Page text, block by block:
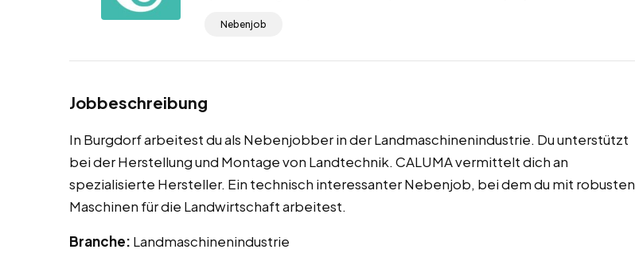
Nebenjob
Jobbeschreibung
In Burgdorf arbeitest du als Nebenjobber in der Landmaschinenindustrie. Du unterstützt
bei der Herstellung und Montage von Landtechnik. CALUMA vermittelt dich an
spezialisierte Hersteller. Ein technisch interessanter Nebenjob, bei dem du mit robusten
Maschinen für die Landwirtschaft arbeitest.
Branche: Landmaschinenindustrie